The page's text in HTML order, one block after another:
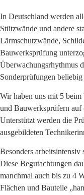
In Deutschland werden
Stützwände und andere
Lärmschutzwände,
Bauwerksprüfung
Überwachungsrhythmus
Sonderprüfungen
Wir haben uns mit 5
und Bauwerksprüfern auf
Unterstützt werden die
ausgebildeten
Besonders
Diese Begutachtungen
manchmal auch bis zu 4
Flächen und Bauteile